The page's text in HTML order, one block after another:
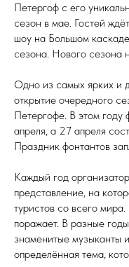
Петергоф с его
сезон в мае. Гостей
шоу на Большом
сезона. Нового сезона
Одно из самых ярких и
открытие очередного
Петергофе. В этом
апреля, а 27 апреля
Праздник фонтантов
Каждый год
представление, на
туристов со всего
поражает. В разные
знаменитые музыканты
определённая тема,